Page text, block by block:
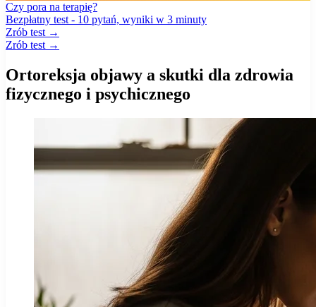
Czy pora na terapię?
Bezpłatny test - 10 pytań, wyniki w 3 minuty
Zrób test →
Zrób test →
Ortoreksja objawy a skutki dla zdrowia
fizycznego i psychicznego